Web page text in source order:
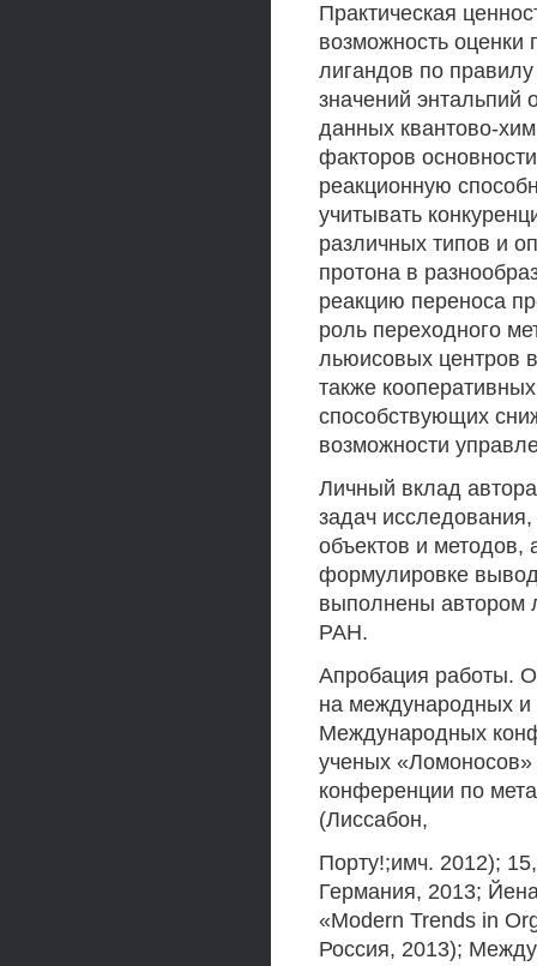
Практическая
возможность оценки
лигандов по
значений энтальпий
данных квантово-
факторов
реакционную
учитывать
различных типов и
протона в
реакцию переноса
роль переходного
льюисовых центров
также
способствующих
возможности
Личный вклад
задач
объектов и методов,
формулировке
выполнены автором
РАН.
Апробация работы.
на международных и
Международных
ученых
конференции по
(Лиссабон,
Порту!;имч. 2012);
Германия, 2013;
«Modern Trends in
Россия, 2013);